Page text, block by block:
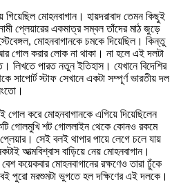
মোহনবাগান। হায়দরাবাদ তেমন কিছুই
প্লেয়ারের একমাত্র সম্বল তাঁদের মাঠ জুড়ে
মোহনবাগানকে চমকে দিয়েছিল। কিন্তু
গোল করার লোক না থাকা। না হলে এই দলটা
লিখতে পারত নতুন ইতিহাস। যেখানে বিদেশির
সাপোর্ট স্টাফ সেখানে একটা সম্পূর্ণ ভারতীয় দল
গোল করে মোহনবাগানকে এগিয়ে দিয়েছিলেন
গোলমুখি শট গোললাইন থেকে কোনও রকমে
প্লেয়ার। সেই বলই থাপার পায়ে লেগে চলে যায়
আত্মবিশ্বাস বাড়িয়ে নেয় মোহনবাগান।
বেশ কয়েকবার মোহনবাগানের রক্ষণেও তারা ঢুঁকে
পুরো মরশুমটা ভুগতে হল দক্ষিণের এই দলকে।